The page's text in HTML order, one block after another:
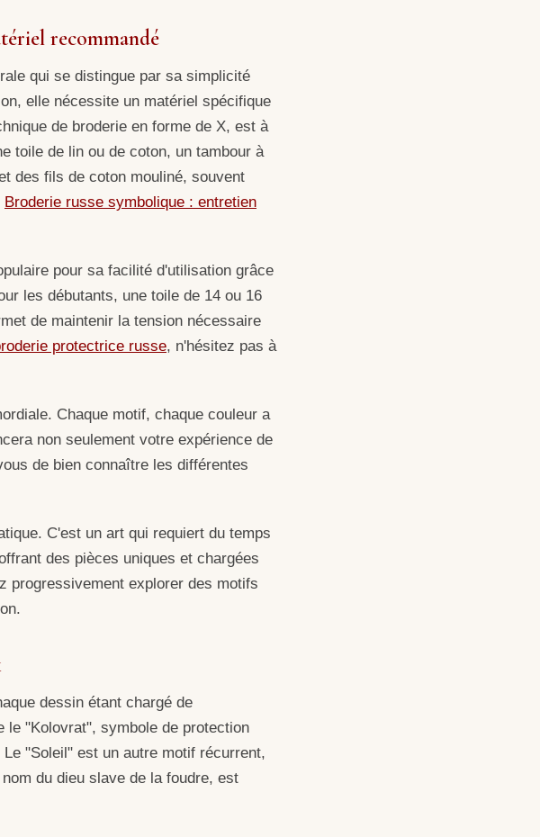
recommandé
qui se distingue par sa simplicité
elle nécessite un matériel spécifique
de broderie en forme de X, est à
toile de lin ou de coton, un tambour à
des fils de coton mouliné, souvent
Broderie russe symbolique : entretien
pour sa facilité d'utilisation grâce
les débutants, une toile de 14 ou 16
de maintenir la tension nécessaire
protectrice russe, n'hésitez pas à
Chaque motif, chaque couleur a
non seulement votre expérience de
de bien connaître les différentes
C'est un art qui requiert du temps
des pièces uniques et chargées
progressivement explorer des motifs
dessin étant chargé de
"Kolovrat", symbole de protection
"Soleil" est un autre motif récurrent,
du dieu slave de la foudre, est